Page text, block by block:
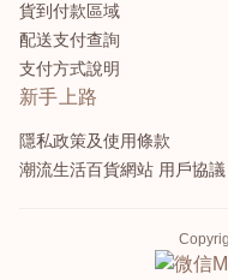
貨到付款區域
配送支付查詢
支付方式說明
新手上路
隱私政策及使用條款
潮流生活百貨網站 用戶協議